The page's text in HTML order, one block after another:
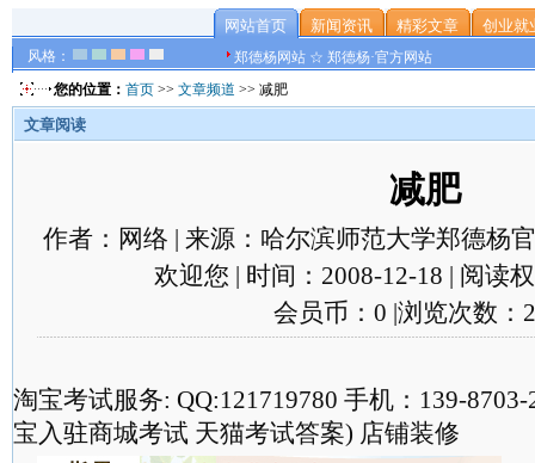
风格：
网站首页 新闻资讯 精彩文章 创业就
郑德杨网站 ☆ 郑德杨·官方网站
您的位置： 首页 >> 文章频道 >> 减肥
文章阅读
减肥
作者：网络 | 来源：哈尔滨师范大学郑德杨
欢迎您 | 时间：2008-12-18 | 阅读
会员币：0 |浏览次数：
淘宝考试服务: QQ:121719780 手机：139-
宝入驻商城考试 天猫考试答案) 店铺装修